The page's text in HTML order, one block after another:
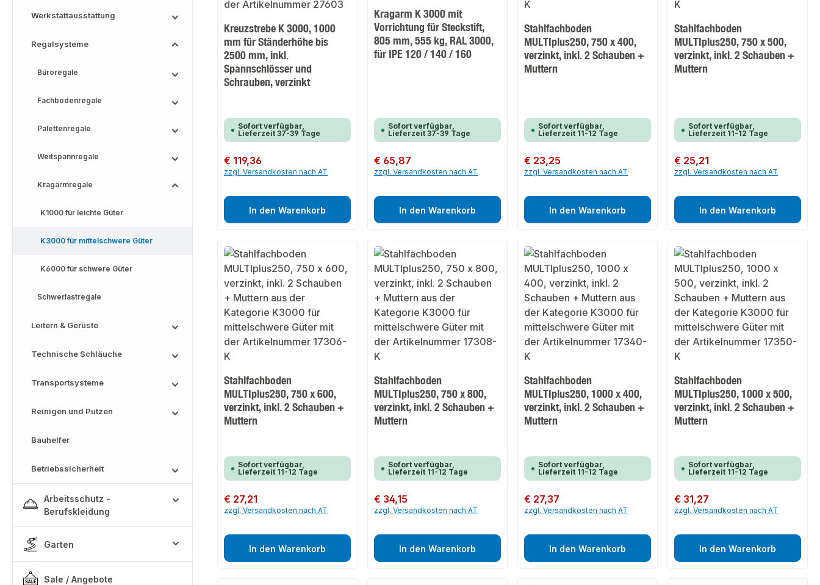
Werkstattausstattung
Regalsysteme
Büroregale
Fachbodenregale
Palettenregale
Weitspannregale
Kragarmregale
K1000 für leichte Güter
K3000 für mittelschwere Güter
K6000 für schwere Güter
Schwerlastregale
Leitern & Gerüste
Technische Schläuche
Transportsysteme
Reinigen und Putzen
Bauhelfer
Betriebssicherheit
Arbeitsschutz -
Berufskleidung
Garten
Sale / Angebote
Kreuzstrebe K 3000, 1000
mm für Ständerhöhe bis
2500 mm, inkl.
Spannschlösser und
Schrauben, verzinkt
Sofort verfügbar,
Lieferzeit 37-39 Tage
Regulärer Preis:
€ 119,36
zzgl. Versandkosten nach AT
In den Warenkorb
Kragarm K 3000 mit
Vorrichtung für Steckstift,
805 mm, 555 kg, RAL 3000,
für IPE 120 / 140 / 160
Sofort verfügbar,
Lieferzeit 37-39 Tage
Regulärer Preis:
€ 65,87
zzgl. Versandkosten nach AT
In den Warenkorb
Stahlfachboden
MULTIplus250, 750 x 400,
verzinkt, inkl. 2 Schauben +
Muttern
Sofort verfügbar,
Lieferzeit 11-12 Tage
Regulärer Preis:
€ 23,25
zzgl. Versandkosten nach AT
In den Warenkorb
Stahlfachboden
MULTIplus250, 750 x 500,
verzinkt, inkl. 2 Schauben +
Muttern
Sofort verfügbar,
Lieferzeit 11-12 Tage
Regulärer Preis:
€ 25,21
zzgl. Versandkosten nach AT
In den Warenkorb
Stahlfachboden
MULTIplus250, 750 x 600,
verzinkt, inkl. 2 Schauben +
Muttern
Sofort verfügbar,
Lieferzeit 11-12 Tage
Regulärer Preis:
€ 27,21
zzgl. Versandkosten nach AT
In den Warenkorb
Stahlfachboden
MULTIplus250, 750 x 800,
verzinkt, inkl. 2 Schauben +
Muttern
Sofort verfügbar,
Lieferzeit 11-12 Tage
Regulärer Preis:
€ 34,15
zzgl. Versandkosten nach AT
In den Warenkorb
Stahlfachboden
MULTIplus250, 1000 x 400,
verzinkt, inkl. 2 Schauben +
Muttern
Sofort verfügbar,
Lieferzeit 11-12 Tage
Regulärer Preis:
€ 27,37
zzgl. Versandkosten nach AT
In den Warenkorb
Stahlfachboden
MULTIplus250, 1000 x 500,
verzinkt, inkl. 2 Schauben +
Muttern
Sofort verfügbar,
Lieferzeit 11-12 Tage
Regulärer Preis:
€ 31,27
zzgl. Versandkosten nach AT
In den Warenkorb